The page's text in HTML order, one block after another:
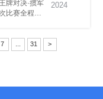
作能力。
2024
7 ... 31 >